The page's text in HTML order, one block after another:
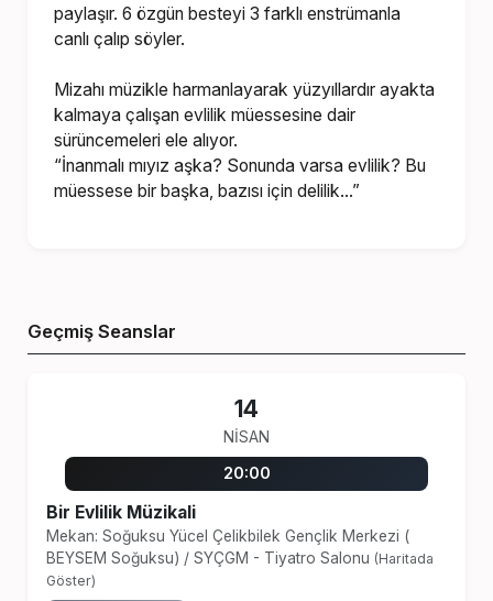
paylaşır. 6 özgün besteyi 3 farklı enstrümanla
canlı çalıp söyler.
Mizahı müzikle harmanlayarak yüzyıllardır ayakta
kalmaya çalışan evlilik müessesine dair
sürüncemeleri ele alıyor.
“İnanmalı mıyız aşka? Sonunda varsa evlilik? Bu
müessese bir başka, bazısı için delilik…”
Geçmiş Seanslar
14
NISAN
20:00
Bir Evlilik Müzikali
Mekan: Soğuksu Yücel Çelikbilek Gençlik Merkezi (
BEYSEM Soğuksu) / SYÇGM - Tiyatro Salonu (Haritada
Göster)